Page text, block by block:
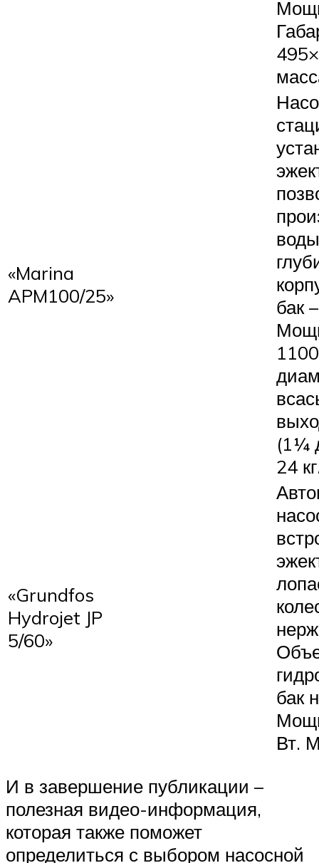
«Marina
APM100/25»
бак
(1¼
24
«Grundfos
Hydrojet JP
5/60»
бак
Вт.
И в завершение публикации –
полезная видео-информация,
которая также поможет
определиться с выбором насосной